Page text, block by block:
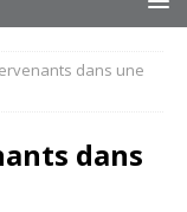
dans une
dans